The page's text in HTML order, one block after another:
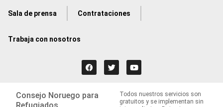
Sala de prensa Contrataciones
Trabaja con nosotros
Consejo Noruego para
Todos nuestros servicios son
gratuitos y se implementan sin